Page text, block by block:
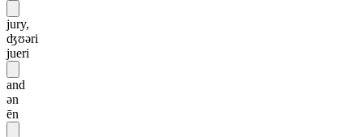
jury,
ʤʊəri
jueri
and
ən
ēn